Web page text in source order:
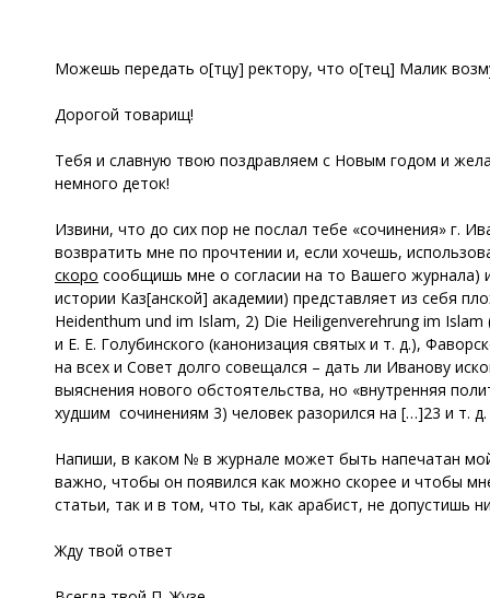
Можешь передать о[тцу] ректору, что о[тец] Малик
Дорогой товарищ!
Тебя и славную твою поздравляем с Новым годом и
немного деток!
Извини, что до сих пор не послал тебе «сочинения» г.
возвратить мне по прочтении и, если хочешь,
скоро сообщишь мне о согласии на то Вашего журнала)
истории Каз[анской] академии) представляет из себя
Heidenthum und im Islam, 2) Die Heiligenverehrung im
и Е. Е. Голубинского (канонизация святых и т. д.),
на всех и Совет долго совещался – дать ли Иванову
выяснения нового обстоятельства, но «внутренняя
худшим сочинениям 3) человек разорился на […]23 и т.
Напиши, в каком № в журнале может быть напечатан
важно, чтобы он появился как можно скорее и чтобы
статьи, так и в том, что ты, как арабист, не допустишь
Жду твой ответ